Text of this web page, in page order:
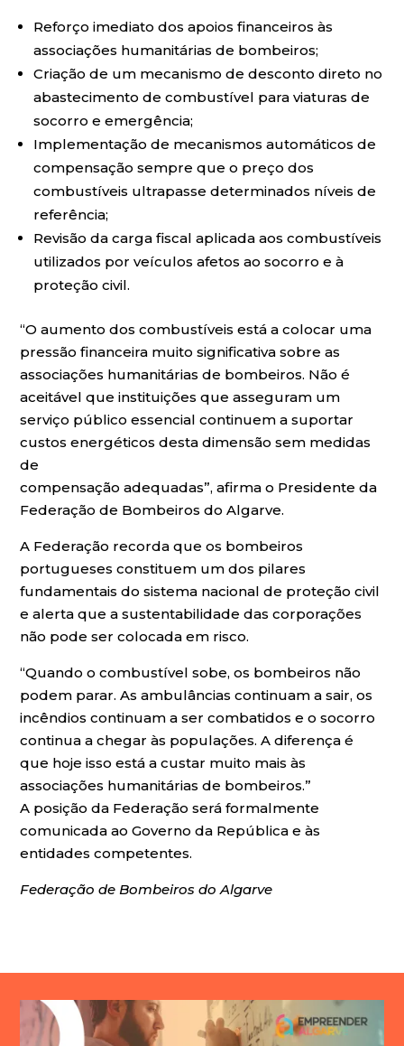
Reforço imediato dos apoios financeiros às
associações humanitárias de bombeiros;
Criação de um mecanismo de desconto direto no
abastecimento de combustível para viaturas de
socorro e emergência;
Implementação de mecanismos automáticos de
compensação sempre que o preço dos
combustíveis ultrapasse determinados níveis de
referência;
Revisão da carga fiscal aplicada aos combustíveis
utilizados por veículos afetos ao socorro e à
proteção civil.
“O aumento dos combustíveis está a colocar uma
pressão financeira muito significativa sobre as
associações humanitárias de bombeiros. Não é
aceitável que instituições que asseguram um
serviço público essencial continuem a suportar
custos energéticos desta dimensão sem medidas
de
compensação adequadas”, afirma o Presidente da
Federação de Bombeiros do Algarve.
A Federação recorda que os bombeiros
portugueses constituem um dos pilares
fundamentais do sistema nacional de proteção civil
e alerta que a sustentabilidade das corporações
não pode ser colocada em risco.
“Quando o combustível sobe, os bombeiros não
podem parar. As ambulâncias continuam a sair, os
incêndios continuam a ser combatidos e o socorro
continua a chegar às populações. A diferença é
que hoje isso está a custar muito mais às
associações humanitárias de bombeiros.”
A posição da Federação será formalmente
comunicada ao Governo da República e às
entidades competentes.
Federação de Bombeiros do Algarve